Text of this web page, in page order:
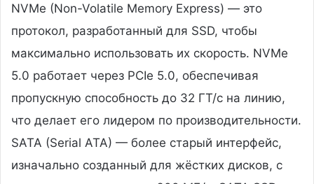
NVMe (Non-Volatile Memory Express) — это
протокол, разработанный для SSD, чтобы
максимально использовать их скорость. NVMe
5.0 работает через PCIe 5.0, обеспечивая
пропускную способность до 32 ГТ/с на линию,
что делает его лидером по производительности.
SATA (Serial ATA) — более старый интерфейс,
изначально созданный для жёстких дисков, с